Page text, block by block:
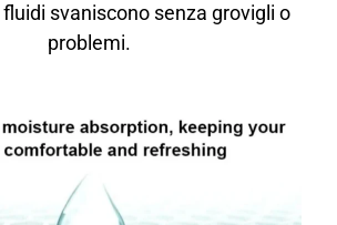
svaniscono senza grovigli o
problemi.